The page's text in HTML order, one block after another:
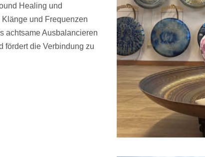
Healing und
und Frequenzen
achtsame Ausbalancieren
fördert die Verbindung zu